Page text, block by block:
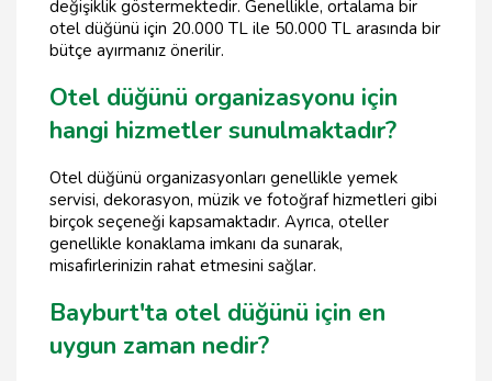
değişiklik göstermektedir. Genellikle, ortalama bir
otel düğünü için 20.000 TL ile 50.000 TL arasında bir
bütçe ayırmanız önerilir.
Otel düğünü organizasyonu için
hangi hizmetler sunulmaktadır?
Otel düğünü organizasyonları genellikle yemek
servisi, dekorasyon, müzik ve fotoğraf hizmetleri gibi
birçok seçeneği kapsamaktadır. Ayrıca, oteller
genellikle konaklama imkanı da sunarak,
misafirlerinizin rahat etmesini sağlar.
Bayburt'ta otel düğünü için en
uygun zaman nedir?